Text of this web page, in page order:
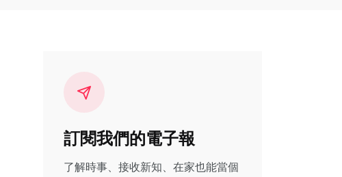
訂閱我們的電子報
了解時事、接收新知、在家也能當個